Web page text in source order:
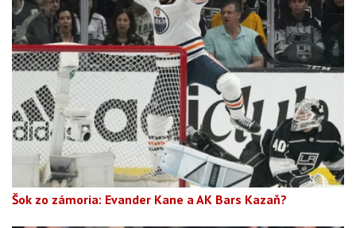
Šok zo zámoria: Evander Kane a AK Bars Kazaň?